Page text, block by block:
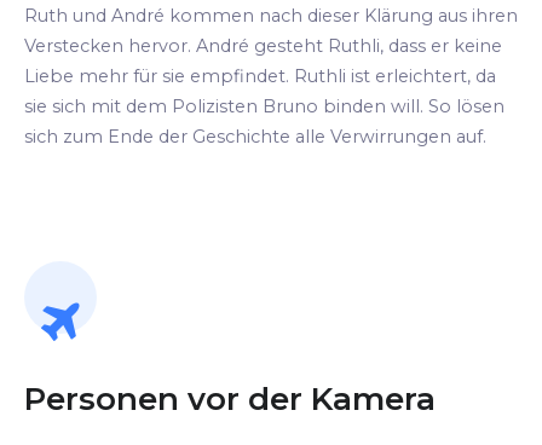
Ruth und André kommen nach dieser Klärung aus ihren
Verstecken hervor. André gesteht Ruthli, dass er keine
Liebe mehr für sie empfindet. Ruthli ist erleichtert, da
sie sich mit dem Polizisten Bruno binden will. So lösen
sich zum Ende der Geschichte alle Verwirrungen auf.
Personen vor der Kamera